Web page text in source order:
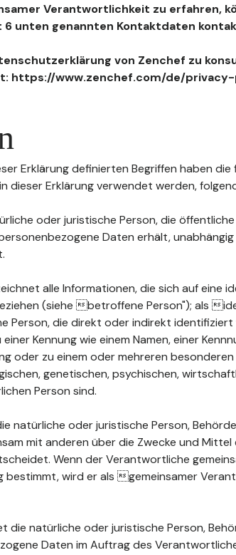
Verantwortlichkeit zu erfahren,
unten genannten Kontaktdaten
von Zenchef zu
https://www.zenchef.com/de/
Erklärung definierten Begriffen haben die
dieser Erklärung verwendet werden,
oder juristische Person, die öffentliche
Daten erhält,
alle Informationen, die sich auf eine
(siehe betroffene Person"); als
Person, die direkt oder indirekt identifiziert
Kennung wie einem Namen, einer
oder zu einem oder mehreren besonderen
genetischen, psychischen,
Person sind.
natürliche oder juristische Person,
mit anderen über die Zwecke und
Wenn der Verantwortliche
bestimmt, wird er als gemeinsamer
natürliche oder juristische Person,
Daten im Auftrag des